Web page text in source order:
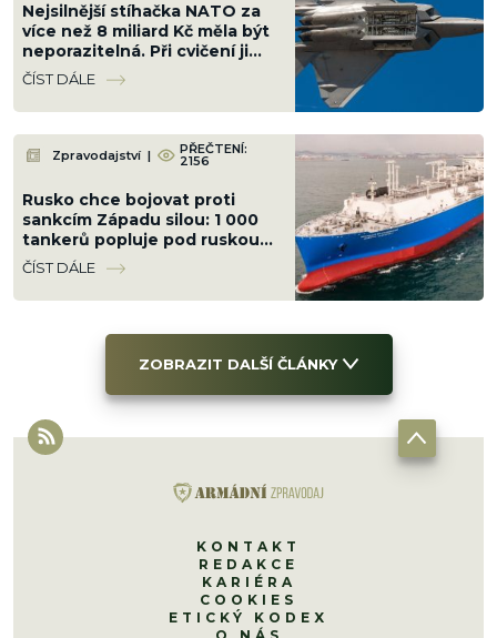
Nejsilnější stíhačka NATO za
více než 8 miliard Kč měla být
neporazitelná. Při cvičení ji
sestřelil obyčejný malý letoun
ČÍST DÁLE
Zpravodajství | PŘEČTENÍ:
2156
Rusko chce bojovat proti
sankcím Západu silou: 1 000
tankerů popluje pod ruskou
vlajkou, chránit je budou
ozbrojenci námořnictva
ČÍST DÁLE
ZOBRAZIT DALŠÍ ČLÁNKY
KONTAKT
REDAKCE
KARIÉRA
COOKIES
ETICKÝ KODEX